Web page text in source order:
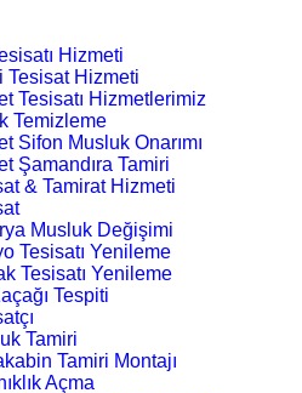
Hizmeti
Tesisat Hizmeti
Tesisatı Hizmetlerimiz
Temizleme
Sifon Musluk Onarımı
Şamandıra Tamiri
& Tamirat Hizmeti
Musluk Değişimi
Tesisatı Yenileme
Tesisatı Yenileme
Tespiti
Tamiri
Tamiri Montajı
Açma